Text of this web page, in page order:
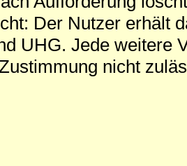
Der Nutzer erhält
UHG. Jede weitere
nicht